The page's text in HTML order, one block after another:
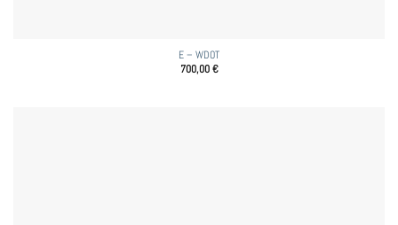
E – WDOT
700,00€